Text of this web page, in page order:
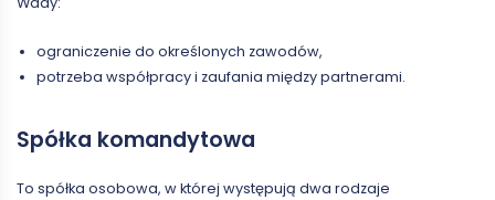
ograniczenie do określonych zawodów,
potrzeba współpracy i zaufania między partnerami.
Spółka komandytowa
To spółka osobowa, w której występują dwa rodzaje